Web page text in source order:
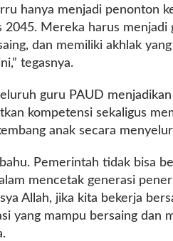
hanya menjadi penonton
2045. Mereka harus menjadi
dan memiliki akhlak
tegasnya.
guru PAUD
kompetensi sekaligus
anak secara
Pemerintah tidak bisa
mencetak generasi
Allah, jika kita bekerja
yang mampu bersaing dan